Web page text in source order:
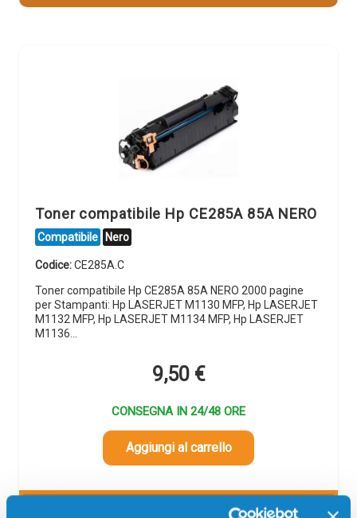
Toner compatibile Hp CE285A 85A NERO
Compatibile Nero
Codice:CE285A.C
Toner compatibile Hp CE285A 85A NERO 2000 pagine
per Stampanti: Hp LASERJET M1130 MFP, Hp LASERJET
M1132 MFP, Hp LASERJET M1134 MFP, Hp LASERJET
M1136…
9,50 €
CONSEGNA IN 24/48 ORE
Aggiungi al carrello